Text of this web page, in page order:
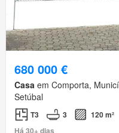
680 000 €
Casa em Comporta,
Setúbal
T3 3
120 m²
Há 30+ dias